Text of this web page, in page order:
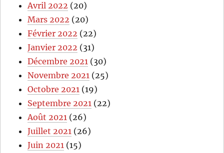
Avril 2022 (20)
Mars 2022 (20)
Février 2022 (22)
Janvier 2022 (31)
Décembre 2021 (30)
Novembre 2021 (25)
Octobre 2021 (19)
Septembre 2021 (22)
Août 2021 (26)
Juillet 2021 (26)
Juin 2021 (15)